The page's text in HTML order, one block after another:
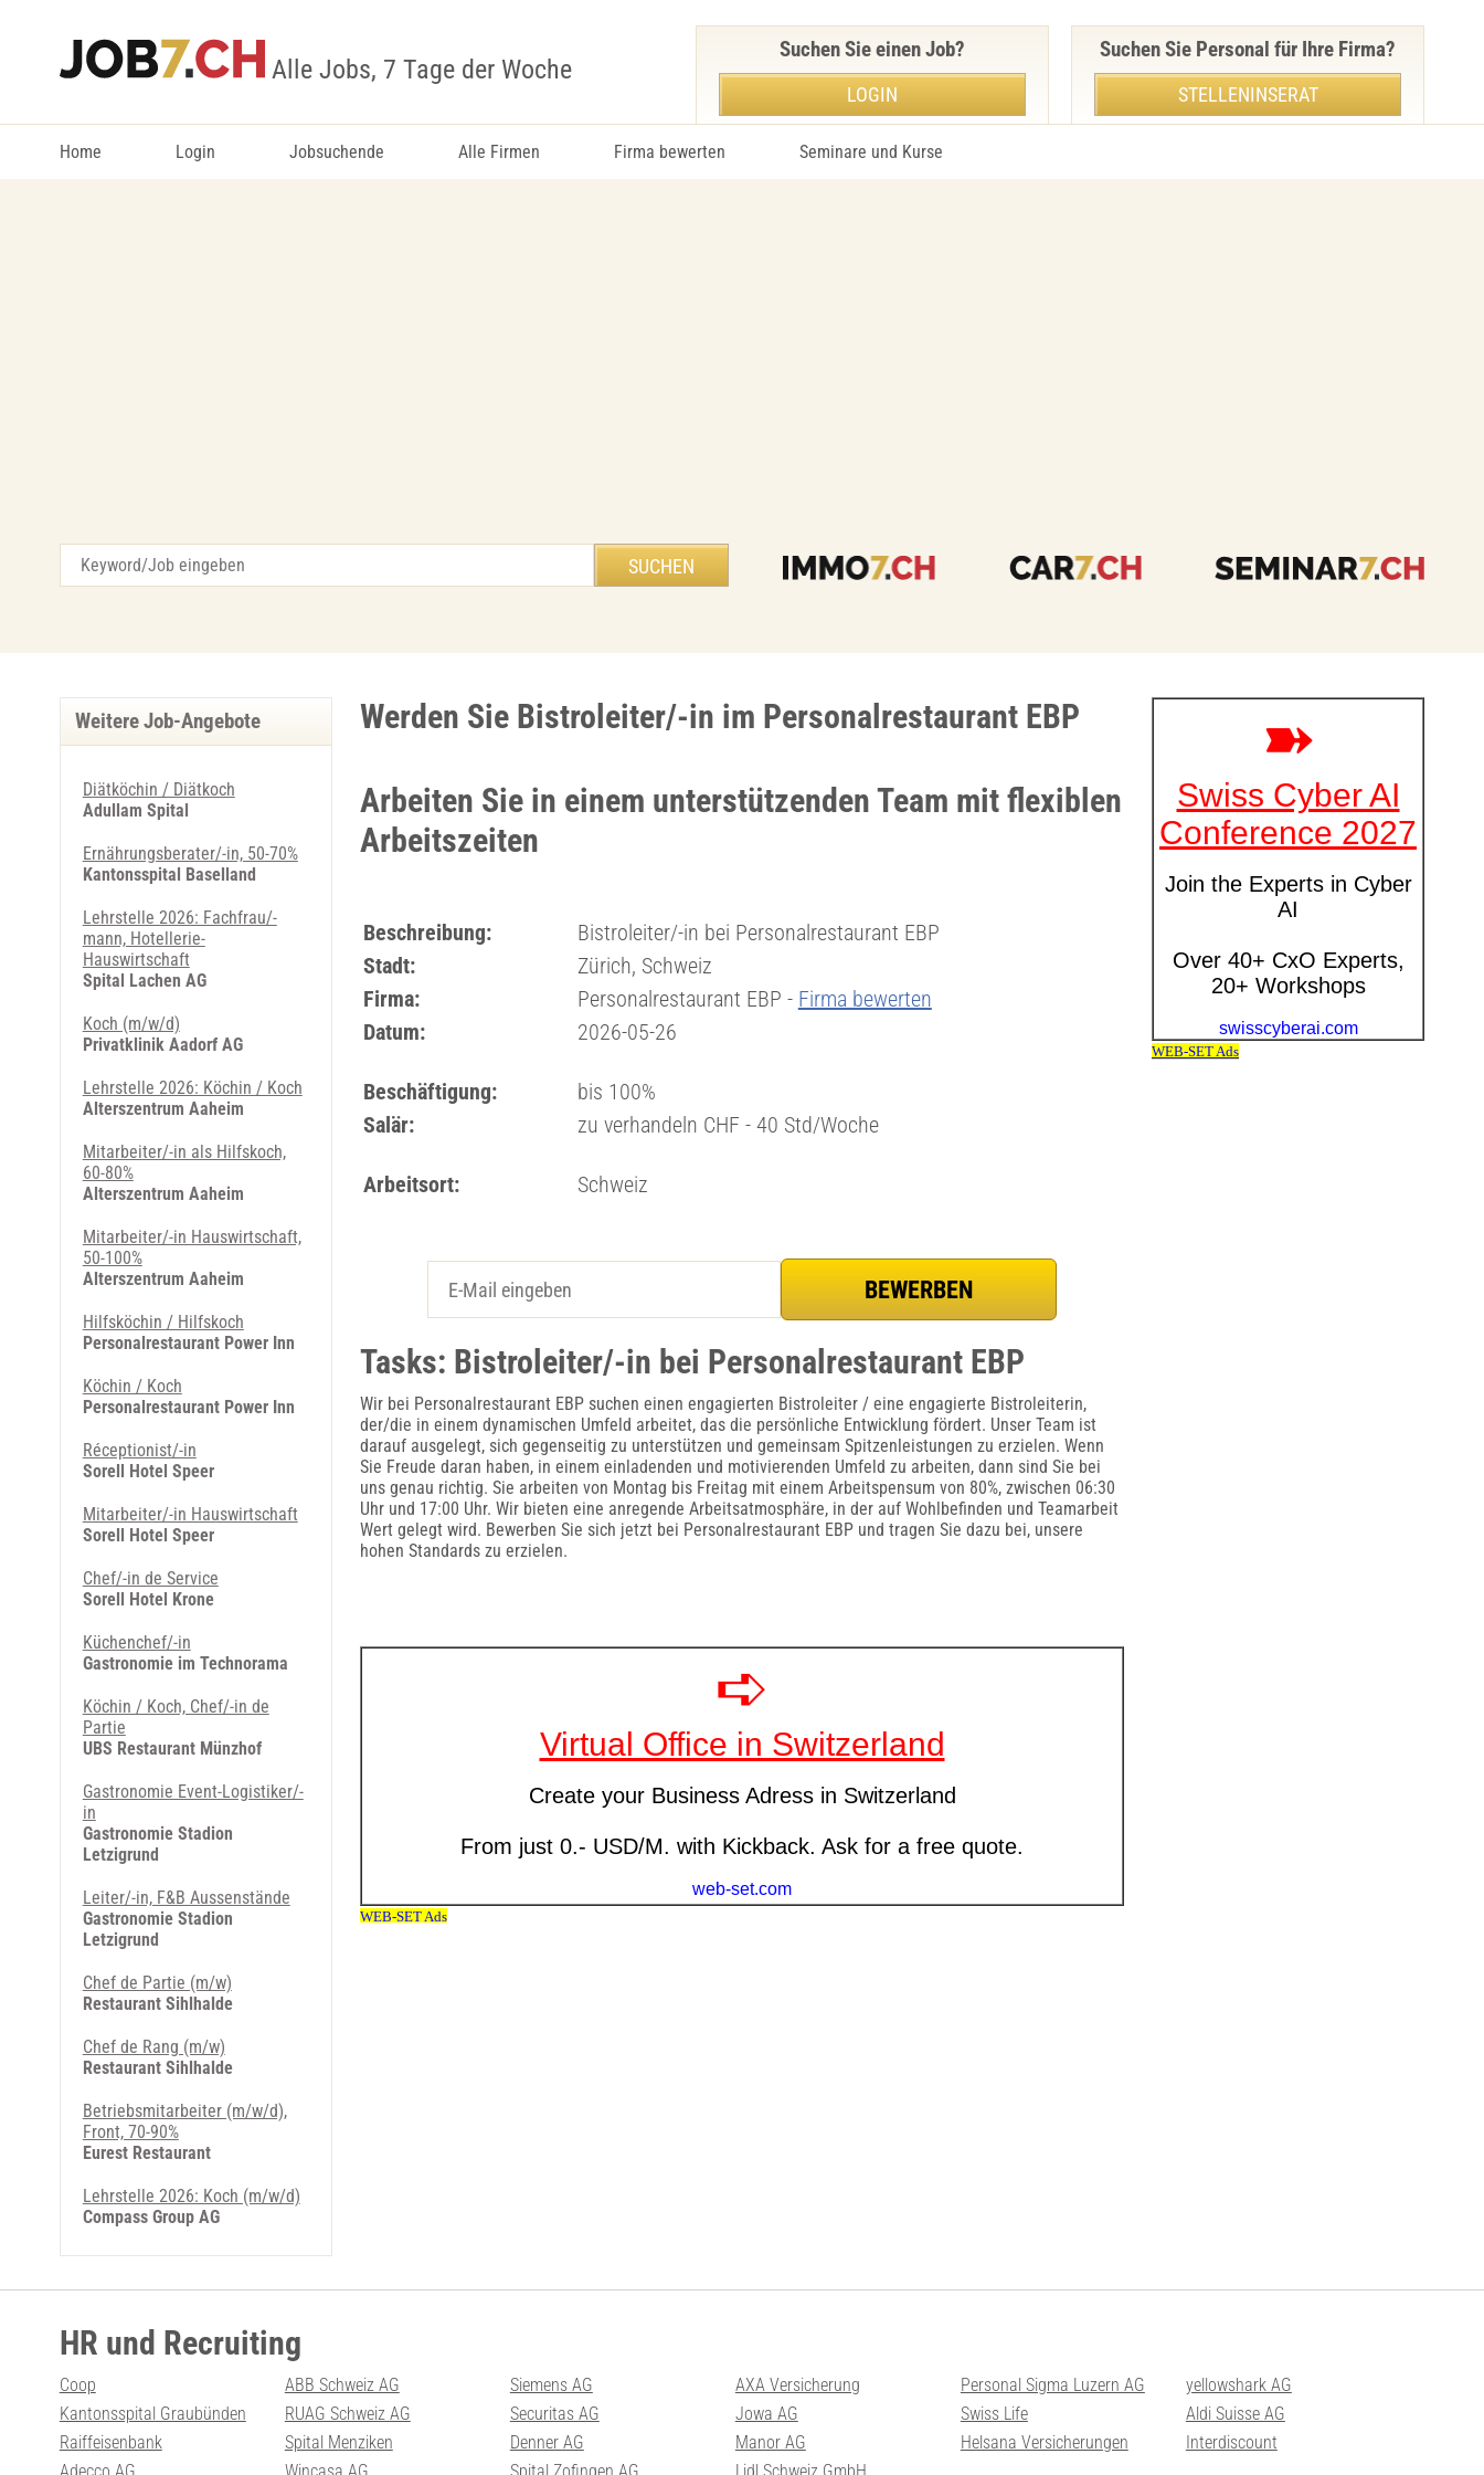
Alle Jobs, 7 Tage der Woche
Home Login Jobsuchende Alle Firmen Firma bewerten Seminare und Kurse
Suchen Sie einen Job?
LOGIN
Suchen Sie Personal für Ihre Firma?
STELLENINSERAT
Werden Sie Bistroleiter/-in im Personalrestaurant EBP
Arbeiten Sie in einem unterstützenden Team mit flexiblen
Arbeitszeiten
Beschreibung:
Bistroleiter/-in bei Personalrestaurant EBP
Stadt:
Zürich, Schweiz
Firma:
Personalrestaurant EBP - Firma bewerten
Datum:
2026-05-26
Beschäftigung:
bis 100%
Salär:
zu verhandeln CHF - 40 Std/Woche
Arbeitsort: Schweiz
Tasks: Bistroleiter/-in bei Personalrestaurant EBP
Wir bei Personalrestaurant EBP suchen einen engagierten Bistroleiter / eine engagierte Bistroleiterin,
der/die in einem dynamischen Umfeld arbeitet, das die persönliche Entwicklung fördert. Unser Team ist
darauf ausgelegt, sich gegenseitig zu unterstützen und gemeinsam Spitzenleistungen zu erzielen. Wenn
Sie Freude daran haben, in einem einladenden und motivierenden Umfeld zu arbeiten, dann sind Sie bei
uns genau richtig. Sie arbeiten von Montag bis Freitag mit einem Arbeitspensum von 80%, zwischen 06:30
Uhr und 17:00 Uhr. Wir bieten eine anregende Arbeitsatmosphäre, in der auf Wohlbefinden und Teamarbeit
Wert gelegt wird. Bewerben Sie sich jetzt bei Personalrestaurant EBP und tragen Sie dazu bei, unsere
hohen Standards zu erzielen.
Weitere Job-Angebote
Diätköchin / Diätkoch
Adullam Spital
Ernährungsberater/-in, 50-70%
Kantonsspital Baselland
Lehrstelle 2026: Fachfrau/-
mann, Hotellerie-
Hauswirtschaft
Spital Lachen AG
Koch (m/w/d)
Privatklinik Aadorf AG
Lehrstelle 2026: Köchin / Koch
Alterszentrum Aaheim
Mitarbeiter/-in als Hilfskoch,
60-80%
Alterszentrum Aaheim
Mitarbeiter/-in Hauswirtschaft,
50-100%
Alterszentrum Aaheim
Hilfsköchin / Hilfskoch
Personalrestaurant Power Inn
Köchin / Koch
Personalrestaurant Power Inn
Réceptionist/-in
Sorell Hotel Speer
Mitarbeiter/-in Hauswirtschaft
Sorell Hotel Speer
Chef/-in de Service
Sorell Hotel Krone
Küchenchef/-in
Gastronomie im Technorama
Köchin / Koch, Chef/-in de
Partie
UBS Restaurant Münzhof
Gastronomie Event-Logistiker/-
in
Gastronomie Stadion
Letzigrund
Leiter/-in, F&B Aussenstände
Gastronomie Stadion
Letzigrund
Chef de Partie (m/w)
Restaurant Sihlhalde
Chef de Rang (m/w)
Restaurant Sihlhalde
Betriebsmitarbeiter (m/w/d),
Front, 70-90%
Eurest Restaurant
Lehrstelle 2026: Koch (m/w/d)
Compass Group AG
HR und Recruiting
Coop ABB Schweiz AG Siemens AG AXA Versicherung Personal Sigma Luzern AG
yellowshark AG
Kantonsspital Graubünden
RUAG Schweiz AG Securitas AG Jowa AG Swiss Life
Aldi Suisse AG
Raiffeisenbank
Spital Menziken Denner AG Manor AG Helsana Versicherungen
Interdiscount